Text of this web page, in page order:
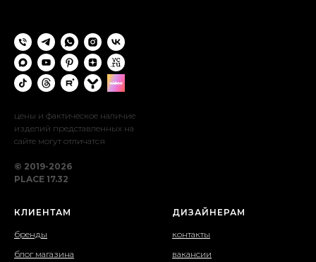
цены и фактическое наличие
изделий представленных на
сайте могут отличатся
© 2019-2026
PLACE 17.32
КЛИЕНТАМ
бренды
блог магазина
ДИЗАЙНЕРАМ
контакты
вакансии